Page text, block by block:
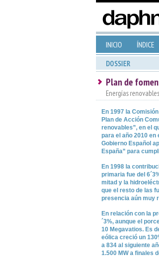
INICIO ÍNDICE
DOSSIER
Plan de
Energías
En 1997 la
Plan de Acción
renovables”, en el
para el año 2010 en
Gobierno Español
España” para
En 1998 la
primaria fue del
mitad y la
que el resto de las
presencia aún muy
En relación con la
´3%, aunque el
10 Megavatios. Es
eólica creció un
a 834 al siguiente
1.500 MW a finales